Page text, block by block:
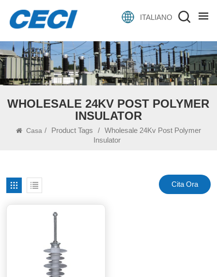
ITALIANO
WHOLESALE 24KV POST POLYMER
INSULATOR
Casa / Product Tags / Wholesale 24Kv Post Polymer
Insulator
Cita Ora